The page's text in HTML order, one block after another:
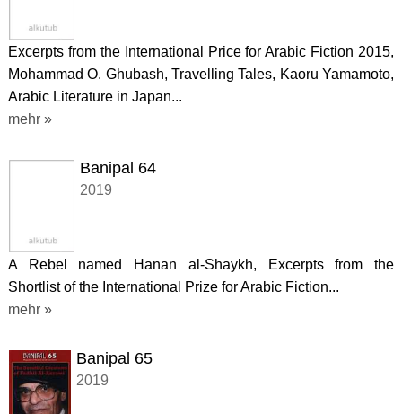
Excerpts from the International Price for Arabic Fiction 2015,
Mohammad O. Ghubash, Travelling Tales, Kaoru Yamamoto,
Arabic Literature in Japan...
mehr »
Banipal 64
2019
A Rebel named Hanan al-Shaykh, Excerpts from the
Shortlist of the International Prize for Arabic Fiction...
mehr »
Banipal 65
2019